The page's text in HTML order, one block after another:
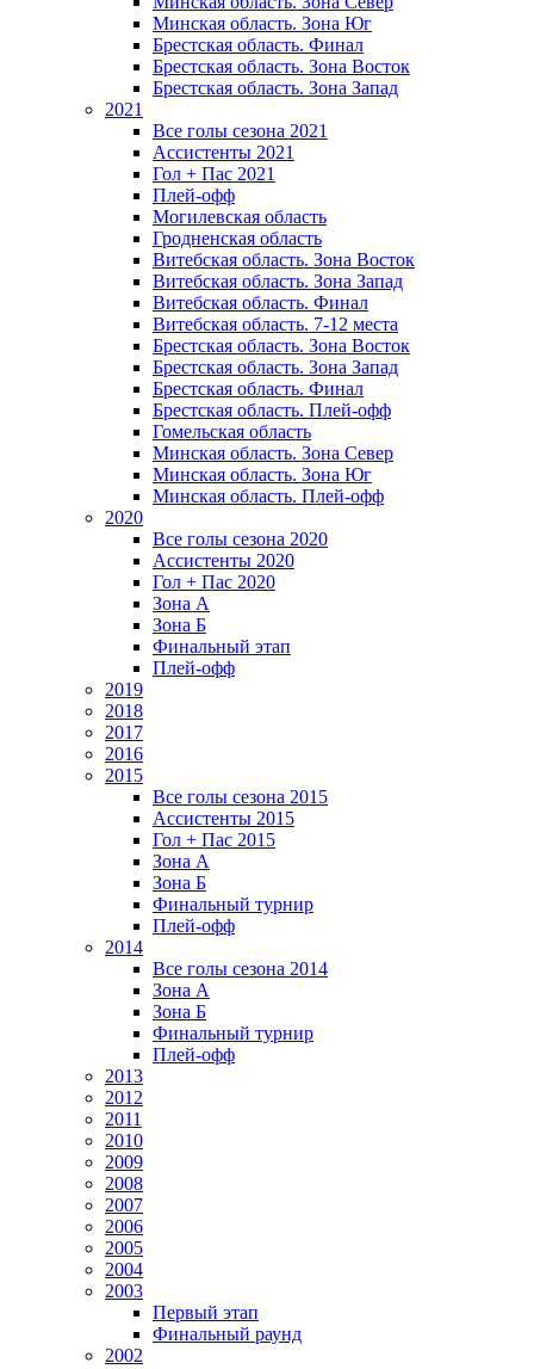
Минская область. Зона Юг
Брестская область. Финал
Брестская область. Зона Восток
Брестская область. Зона Запад
2021
Все голы сезона 2021
Ассистенты 2021
Гол + Пас 2021
Плей-офф
Могилевская область
Гродненская область
Витебская область. Зона Восток
Витебская область. Зона Запад
Витебская область. Финал
Витебская область. 7-12 места
Брестская область. Зона Восток
Брестская область. Зона Запад
Брестская область. Финал
Брестская область. Плей-офф
Гомельская область
Минская область. Зона Север
Минская область. Зона Юг
Минская область. Плей-офф
2020
Все голы сезона 2020
Ассистенты 2020
Гол + Пас 2020
Зона А
Зона Б
Финальный этап
Плей-офф
2019
2018
2017
2016
2015
Все голы сезона 2015
Ассистенты 2015
Гол + Пас 2015
Зона А
Зона Б
Финальный турнир
Плей-офф
2014
Все голы сезона 2014
Зона А
Зона Б
Финальный турнир
Плей-офф
2013
2012
2011
2010
2009
2008
2007
2006
2005
2004
2003
Первый этап
Финальный раунд
2002